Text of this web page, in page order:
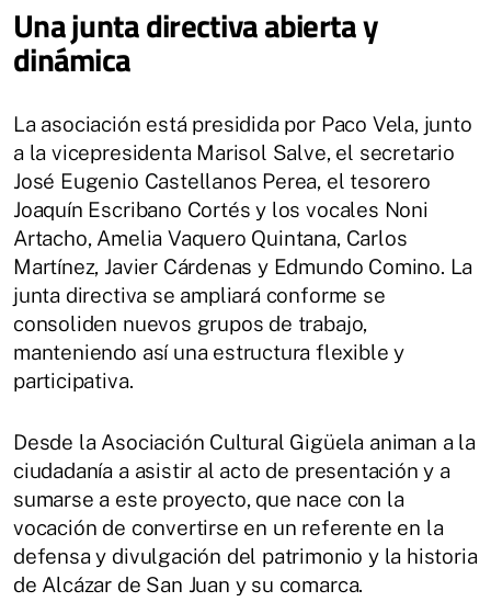
Una junta directiva abierta y
dinámica
La asociación está presidida por Paco Vela, junto
a la vicepresidenta Marisol Salve, el secretario
José Eugenio Castellanos Perea, el tesorero
Joaquín Escribano Cortés y los vocales Noni
Artacho, Amelia Vaquero Quintana, Carlos
Martínez, Javier Cárdenas y Edmundo Comino. La
junta directiva se ampliará conforme se
consoliden nuevos grupos de trabajo,
manteniendo así una estructura flexible y
participativa.
Desde la Asociación Cultural Gigüela animan a la
ciudadanía a asistir al acto de presentación y a
sumarse a este proyecto, que nace con la
vocación de convertirse en un referente en la
defensa y divulgación del patrimonio y la historia
de Alcázar de San Juan y su comarca.